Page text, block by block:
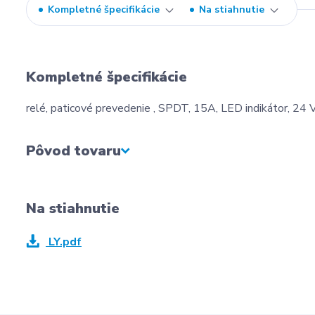
Kompletné špecifikácie Na stiahnutie
Kompletné špecifikácie
relé, paticové prevedenie , SPDT, 15A, LED indikátor, 24
Pôvod tovaru
Na stiahnutie
LY.pdf